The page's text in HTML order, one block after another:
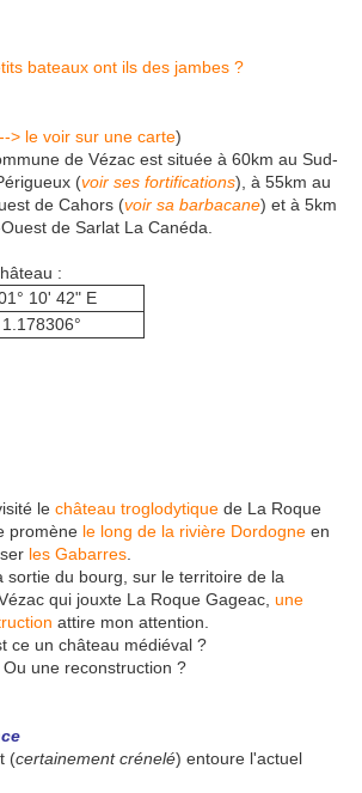
--> le voir sur une carte)
de Vézac est située à 60km au Sud-
(voir ses fortifications), à 55km au
de Cahors (voir sa barbacane) et à 5km
de Sarlat La Canéda.
:
10' 42" E
1.178306°
le château troglodytique de La Roque
promène le long de la rivière Dordogne en
les Gabarres
sortie du bourg, sur le territoire de la
qui jouxte La Roque Gageac, une
attire mon attention.
ce un château médiéval ?
Ou une reconstruction ?
(certainement crénelé) entoure l'actuel